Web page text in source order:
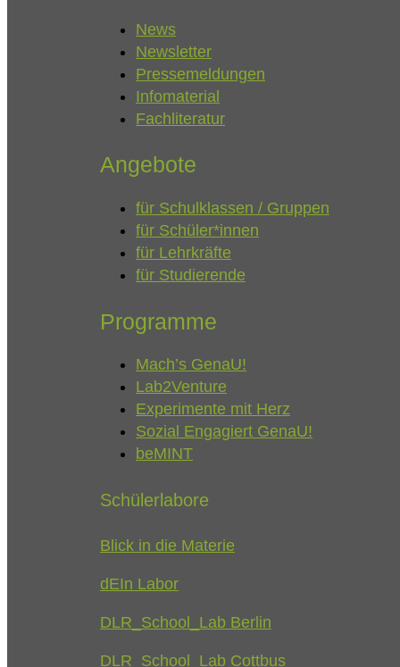
News
Newsletter
Pressemeldungen
Infomaterial
Fachliteratur
Angebote
für Schulklassen / Gruppen
für Schüler*innen
für Lehrkräfte
für Studierende
Programme
Mach’s GenaU!
Lab2Venture
Experimente mit Herz
Sozial Engagiert GenaU!
beMINT
Schülerlabore
Blick in die Materie
dEIn Labor
DLR_School_Lab Berlin
DLR_School_Lab Cottbus